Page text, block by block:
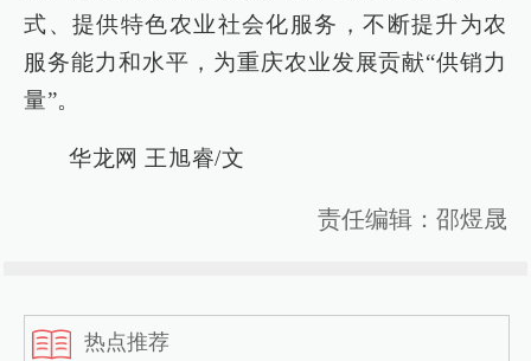
式、提供特色农业社会化服务，不断提升为农
服务能力和水平，为重庆农业发展贡献“供销力
量”。
华龙网 王旭睿/文
责任编辑：邵煜晟
热点推荐